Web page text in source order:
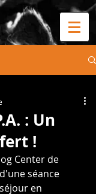
: Un
!
Center de
séance
en